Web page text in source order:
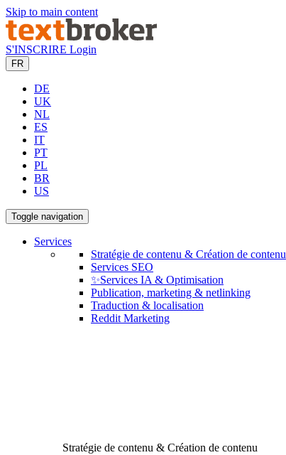
Skip to main content
S'INSCRIRE Login
FR
DE
UK
NL
ES
IT
PT
PL
BR
US
Toggle navigation
Services
Stratégie de contenu & Création de contenu
Services SEO
✨Services IA & Optimisation
Publication, marketing & netlinking
Traduction & localisation
Reddit Marketing
Stratégie de contenu & Création de contenu